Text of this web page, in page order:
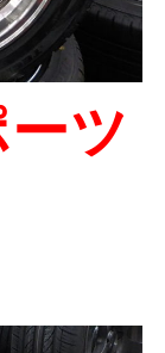
ツ